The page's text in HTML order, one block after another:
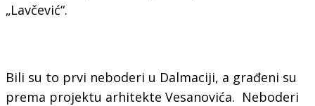
„Lavčević“.
Bili su to prvi neboderi u Dalmaciji, a građeni su
prema projektu arhitekte Vesanovića. Neboderi